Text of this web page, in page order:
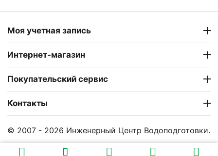
Моя учетная запись
Интернет-магазин
Покупательский сервис
Контакты
© 2007 - 2026 Инженерный Центр Водоподготовки.